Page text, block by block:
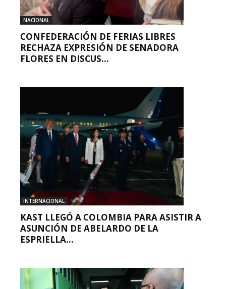
NACIONAL
CONFEDERACIÓN DE FERIAS LIBRES
RECHAZA EXPRESIÓN DE SENADORA
FLORES EN DISCUS...
INTERNACIONAL
KAST LLEGÓ A COLOMBIA PARA ASISTIR A
ASUNCIÓN DE ABELARDO DE LA
ESPRIELLA...